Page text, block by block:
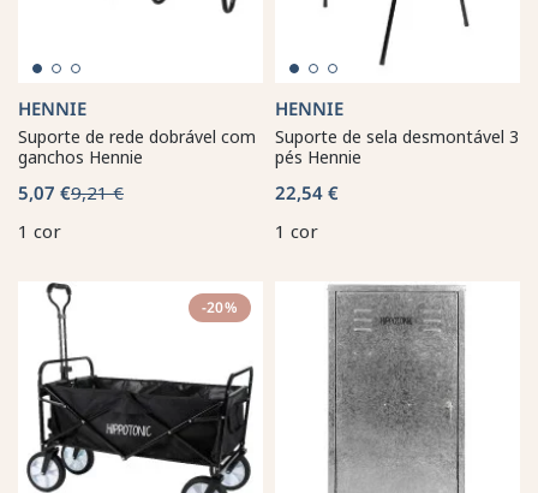
HENNIE
Suporte de rede dobrável com
ganchos Hennie
5,07 €9,21 €
1 cor
HENNIE
Suporte de sela desmontável 3
pés Hennie
22,54 €
1 cor
-20%